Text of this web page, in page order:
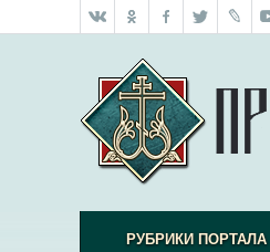
РУБРИКИ ПОРТАЛА